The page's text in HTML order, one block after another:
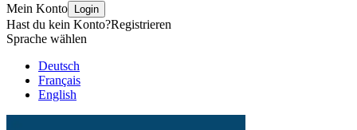
Mein Konto Login
Hast du kein Konto?Registrieren
Sprache wählen
Deutsch
Français
English